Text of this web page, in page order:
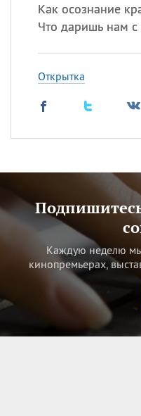
Как осознание
Что даришь нам
Открытка
Каждую неделю
кинопремьерах,